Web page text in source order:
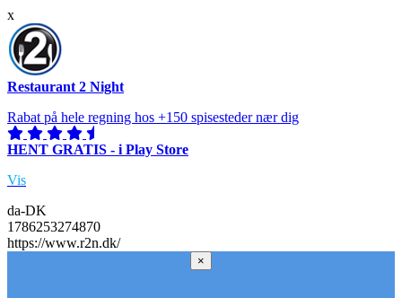
x
Restaurant 2 Night
Rabat på hele regning hos +150 spisesteder nær dig
HENT GRATIS - i Play Store
Vis
da-DK
1786253274870
https://www.r2n.dk/
×